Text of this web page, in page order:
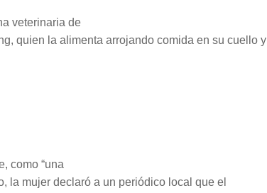
veterinaria de
quien la alimenta arrojando comida en su cuello y
como “una
la mujer declaró a un periódico local que el